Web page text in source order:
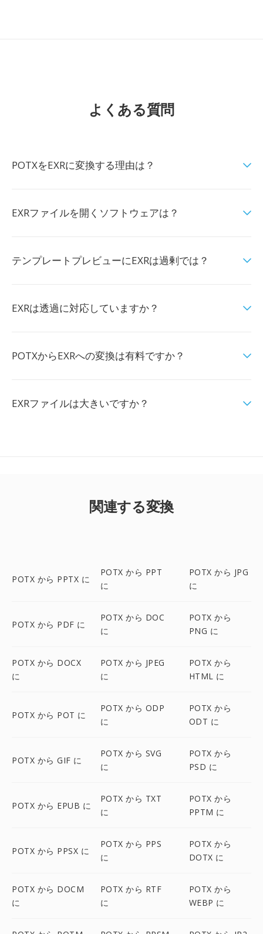
よくある質問
POTXをEXRに変換する理由は？
EXRファイルを開くソフトウェアは？
テンプレートプレビューにEXRは過剰では？
EXRは透過に対応していますか？
POTXからEXRへの変換は有料ですか？
EXRファイルは大きいですか？
関連する変換
POTX から PPTX に
POTX から PPT
に
POTX から JPG
に
POTX から PDF に
POTX から DOC
に
POTX から
PNG に
POTX から DOCX
に
POTX から JPEG
に
POTX から
HTML に
POTX から POT に
POTX から ODP
に
POTX から
ODT に
POTX から GIF に
POTX から SVG
に
POTX から
PSD に
POTX から EPUB に
POTX から TXT
に
POTX から
PPTM に
POTX から PPSX に
POTX から PPS
に
POTX から
DOTX に
POTX から DOCM
に
POTX から RTF
に
POTX から
WEBP に